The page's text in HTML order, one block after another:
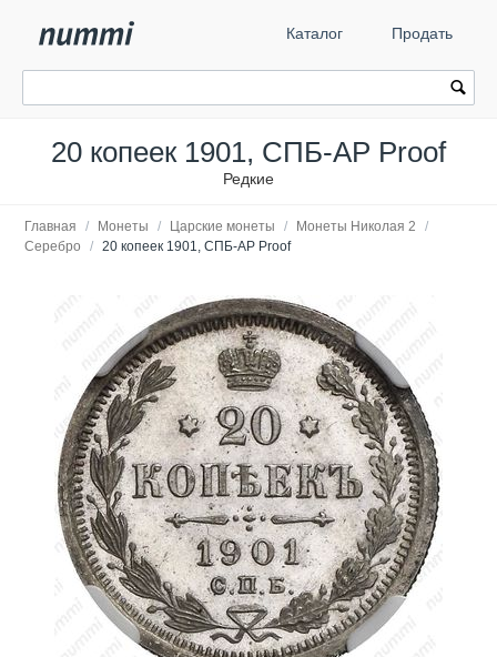
Каталог Продать
20 копеек 1901, СПБ-АР Proof
Редкие
Главная / Монеты / Царские монеты / Монеты Николая 2
/
Серебро
/ 20 копеек 1901, СПБ-АР Proof